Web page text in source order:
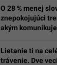
O 28 % menej
znepokojujúci
akým
Lietanie ti na
trávenie. Dve